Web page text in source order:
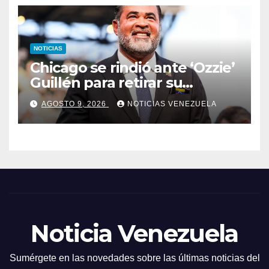
NOTICIAS
Chicago se rindió ante ‘Ozzie’
Guillén para retirar su
número
AGOSTO 9, 2026 NOTICIAS VENEZUELA
Noticia Venezuela
Sumérgete en las novedades sobre las últimas noticias del